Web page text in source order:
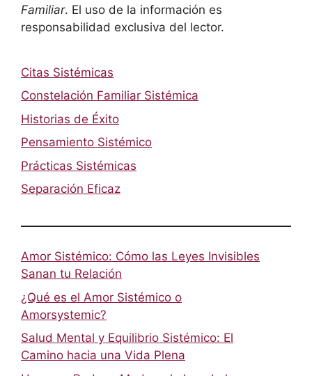
Familiar. El uso de la información es
responsabilidad exclusiva del lector.
Citas Sistémicas
Constelación Familiar Sistémica
Historias de Éxito
Pensamiento Sistémico
Prácticas Sistémicas
Separación Eficaz
Amor Sistémico: Cómo las Leyes Invisibles
Sanan tu Relación
¿Qué es el Amor Sistémico o
Amorsystemic?
Salud Mental y Equilibrio Sistémico: El
Camino hacia una Vida Plena